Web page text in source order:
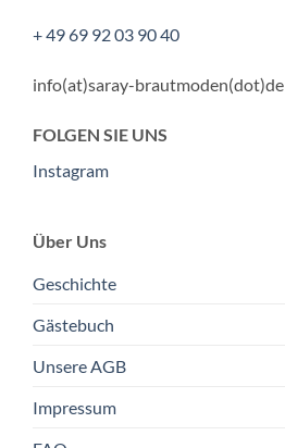
+ 49 69 92 03 90 40
info(at)saray-brautmoden(dot)de
FOLGEN SIE UNS
Instagram
Über Uns
Geschichte
Gästebuch
Unsere AGB
Impressum